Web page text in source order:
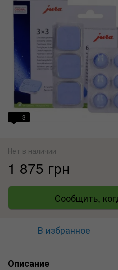
3
Нет в наличии
1 875 грн
Сообщить,
В избранное
Описание